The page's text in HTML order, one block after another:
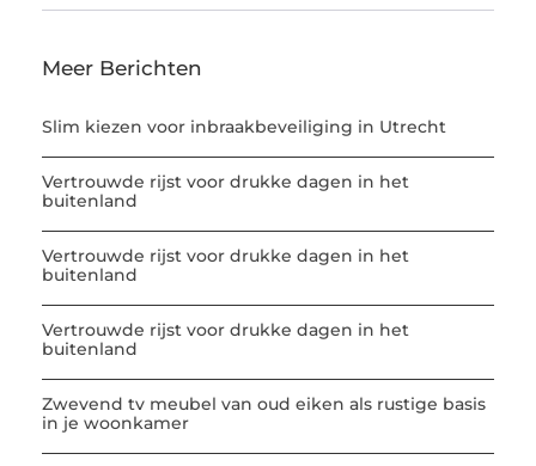
Meer Berichten
Slim kiezen voor inbraakbeveiliging in Utrecht
Vertrouwde rijst voor drukke dagen in het
buitenland
Vertrouwde rijst voor drukke dagen in het
buitenland
Vertrouwde rijst voor drukke dagen in het
buitenland
Zwevend tv meubel van oud eiken als rustige basis
in je woonkamer